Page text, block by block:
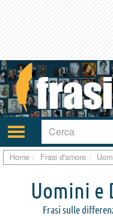
Attiva/disattiva
navigazione
Home Frasi d'amore
Uomini e
Frasi sulle